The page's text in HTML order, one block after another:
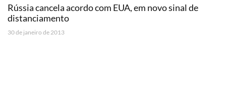
Rússia cancela acordo com EUA, em novo sinal de
distanciamento
30 de janeiro de 2013